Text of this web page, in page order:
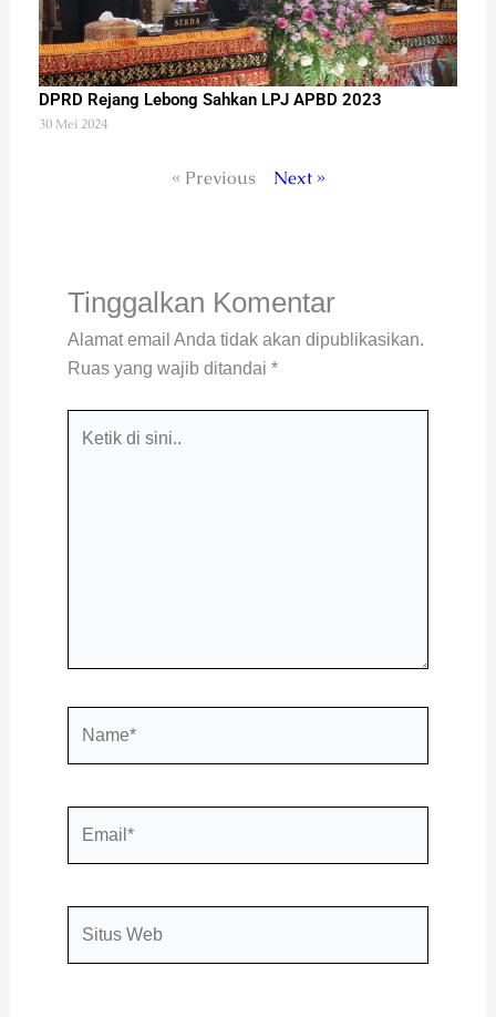
DPRD Rejang Lebong Sahkan LPJ APBD 2023
30 Mei 2024
« Previous Next »
Tinggalkan Komentar
Alamat email Anda tidak akan dipublikasikan.
Ruas yang wajib ditandai *